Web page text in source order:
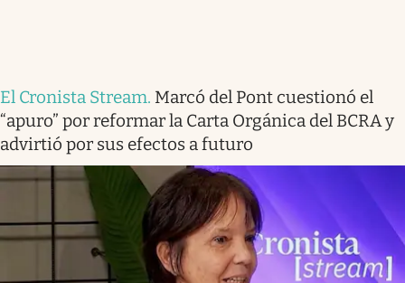
El Cronista Stream. Marcó del Pont cuestionó el
“apuro” por reformar la Carta Orgánica del BCRA y
advirtió por sus efectos a futuro